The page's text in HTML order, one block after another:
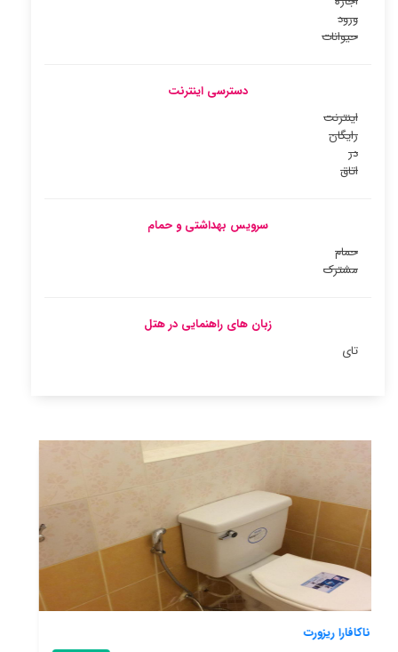
ورود
حیوانات
دسترسی اینترنت
اینترنت
رایگان
در
اتاق
سرویس بهداشتی و حمام
حمام
مشترک
زبان های راهنمایی در هتل
تای
دی کانتری فارم ریزورت اند هوم ستای